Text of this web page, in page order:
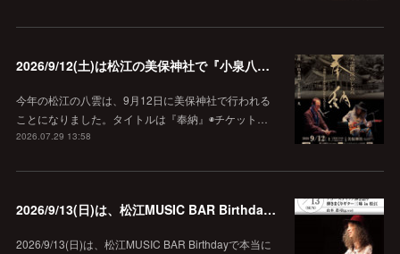
2026/9/12(土)は松江の美保神社で『小泉八雲朗読のしらべ』
今年の松江の八雲は、9月12日に美保神社で行われる
ことになりました。タイトルは『奉納』◉チケット…
2026.07.29 13:58
2026/9/13(日)は、松江MUSIC BAR Birthdayでアコースティック弾き語り弾きまくりギター三昧♪
2026/9/13(日)は、松江MUSIC BAR Birthdayで本当に